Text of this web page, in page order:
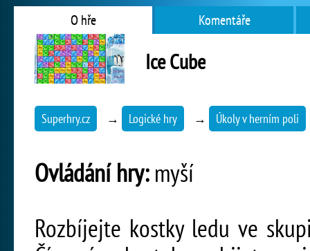
O hře Komentáře
Ice Cube
Superhry.cz → Logické hry → Úkoly v herním poli
Ovládání hry:myší
Rozbíjejte kostky ledu ve